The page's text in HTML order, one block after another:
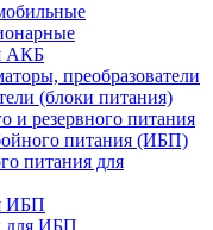
АКБ
преобразователи
(блоки питания)
и резервного питания
питания (ИБП)
питания для
ИБП
для ИБП